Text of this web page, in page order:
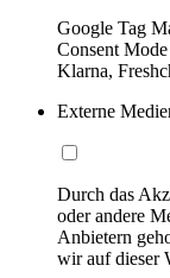
Google Tag
Consent
Klarna,
Externe
Durch das
oder andere
Anbietern
wir auf dieser